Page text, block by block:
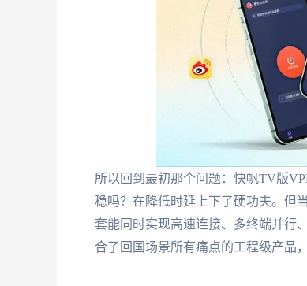
所以回到最初那个问题：快帆TV版
稳吗？在降低时延上下了硬功夫。但
套能同时实现高速连接、多终端并
合了回国场景所有痛点的工程级产品